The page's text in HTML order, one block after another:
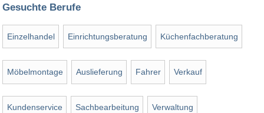
Gesuchte Berufe
Einzelhandel Einrichtungsberatung Küchenfachberatung
Möbelmontage Auslieferung Fahrer Verkauf
Kundenservice Sachbearbeitung Verwaltung